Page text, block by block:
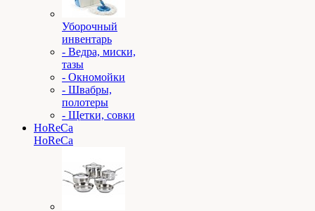
Уборочный
инвентарь
- Ведра, миски,
тазы
- Окномойки
- Швабры,
полотеры
- Щетки, совки
HoReCa
HoReCa